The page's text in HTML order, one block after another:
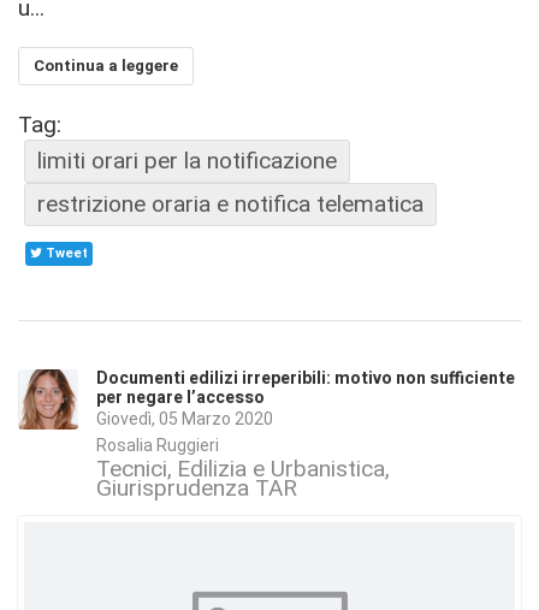
u...
Continua a leggere
Tag:
limiti orari per la notificazione
restrizione oraria e notifica telematica
Tweet
Documenti edilizi irreperibili: motivo non sufficiente
per negare l’accesso
Giovedì, 05 Marzo 2020
Rosalia Ruggieri
Tecnici Edilizia e Urbanistica
Giurisprudenza TAR